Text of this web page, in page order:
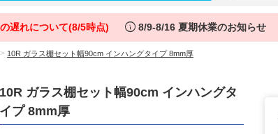
遅れについて(8/5時点) info 8/9-8/16 夏期休業のお知らせ
> 10R ガラス棚セット幅90cm インハングタイプ 8mm厚
10R ガラス棚セット幅90cm インハングタ
イプ 8mm厚